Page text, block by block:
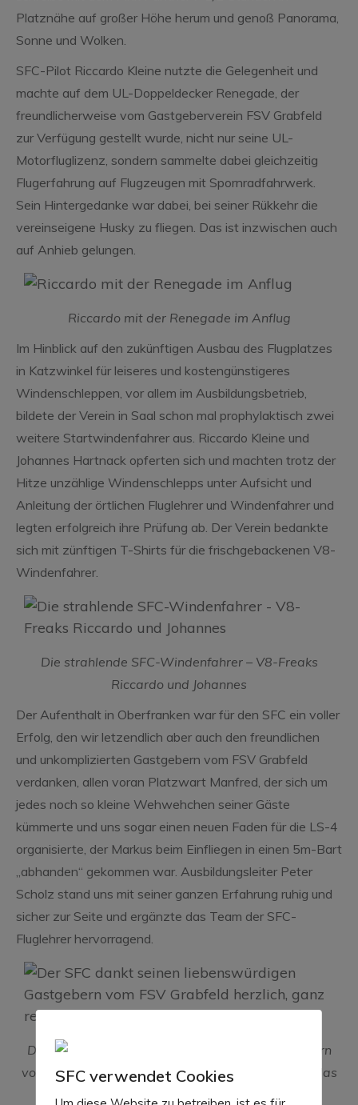
Platznähe auf großer Höhe herum und genoß Panorama,
Sonne und Wolken.
SFC-Pilot Riccardo Kleine nutzte die Gelegenheit und
machte auf dem UL-Doppeldecker Renegade, der
freundlicherweise vom Gastgeberverein FSV Grabfeld
zur Verfügung gestellt wurde, nicht nur seine UL-
Motorfluglizenz, sondern sammelte dabei gleichzeitig
Flugerfahrung auf Flugzeugen mit Spornradfahrwerk.
Sein Hintergedanke war dabei, bei seiner Rükkehr die
vereinseigene Husky zu fliegen. Das ist inzwischen auch
auf Anhieb gelungen.
Riccardo mit der Renegade im Anflug
Im Hinblick auf den zukünftigen Ausbau des Flugplatzes
in Katzwinkel für leiseres und kostengünstigeres
Windenschleppen, vor allem im Ausbildungsbetrieb,
bildete der Verein in Saal schon mal prophylaktisch zwei
weitere Startwindenfahrer aus. Riccardo Kleine und
Johannes Hartnack opferten sich und machten trotz der
Hitze unzählige Windenschlepps unter Aufsicht und
Anleitung der örtlichen Fluglehrer und Windenfahrer und
legten erfolgreich ihre Prüfung ab. Der Verein bedankte
sich mit zünftigen T-Shirts für die frischgebackenen V8-
Windenfahrer.
Die strahlende SFC-Windenfahrer – V8-Freaks
Riccardo und Johannes
Der Aufenthalt in Oberfranken war für den SFC ein voller
Erfolg, den wir letzendlich aber auch den freundlichen
und unkomplizierten Gastgebern vom FSV Grabfeld
verdanken, allen voran Platzwart Manfred, der sich um
jedes noch so kleine Wehwehchen seiner Gäste
kümmerte und uns sogar einen neuen Faden für die LS-4
organisierte, der Markus beim Einfliegen in einen 5m-Bart
„abhanden“ gekommen war. Ausbildungsleiter Peter
Scholz stand uns mit seiner ganzen Erfahrung ruhig und
sicher zur Seite und ergänzte das Team der SFC-
Fluglehrer hervorragend.
Der SFC dankt seinen liebenswürdigen Gastgebern
vom FSV Grabfeld herzlich, ganz rechts Manfred, das
SFC verwendet Cookies